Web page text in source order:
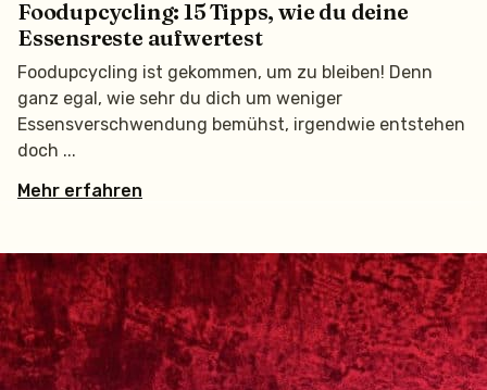
Foodupcycling: 15 Tipps, wie du deine
Essensreste aufwertest
Foodupcycling ist gekommen, um zu bleiben! Denn
ganz egal, wie sehr du dich um weniger
Essensverschwendung bemühst, irgendwie entstehen
doch
Mehr erfahren